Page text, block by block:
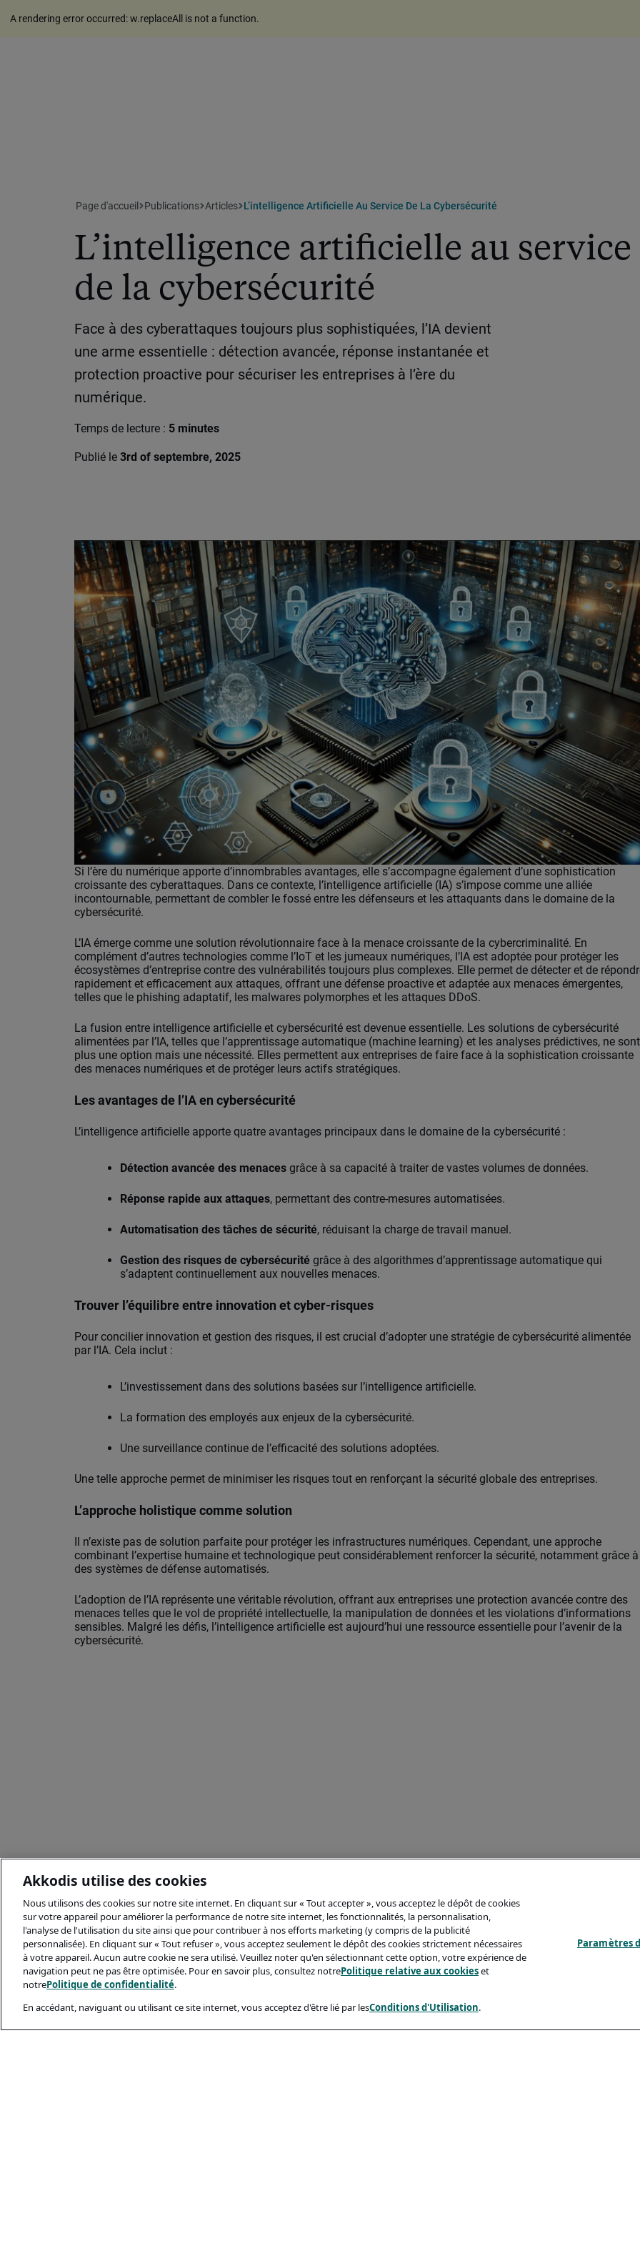
A rendering error occurred:w.replaceAll is not a function.
Page d'accueil Publications Articles L’intelligence Artificielle Au Service De La Cybersécurité
L’intelligence artificielle au service
de la cybersécurité
Face à des cyberattaques toujours plus sophistiquées, l’IA devient
une arme essentielle : détection avancée, réponse instantanée et
protection proactive pour sécuriser les entreprises à l’ère du
numérique.
Temps de lecture : 5 minutes
Publié le 3rd of septembre, 2025
Si l’ère du numérique apporte d’innombrables avantages, elle s’accompagne également d’une sophistication
croissante des cyberattaques. Dans ce contexte, l’intelligence artificielle (IA) s’impose comme une alliée
incontournable, permettant de combler le fossé entre les défenseurs et les attaquants dans le domaine de la
cybersécurité.
L’IA émerge comme une solution révolutionnaire face à la menace croissante de la cybercriminalité. En
complément d’autres technologies comme l’IoT et les jumeaux numériques, l’IA est adoptée pour protéger les
écosystèmes d’entreprise contre des vulnérabilités toujours plus complexes. Elle permet de détecter et de
rapidement et efficacement aux attaques, offrant une défense proactive et adaptée aux menaces émergentes,
telles que le phishing adaptatif, les malwares polymorphes et les attaques DDoS.
La fusion entre intelligence artificielle et cybersécurité est devenue essentielle. Les solutions de cybersécurité
alimentées par l’IA, telles que l’apprentissage automatique (machine learning) et les analyses prédictives, ne sont
plus une option mais une nécessité. Elles permettent aux entreprises de faire face à la sophistication croissante
des menaces numériques et de protéger leurs actifs stratégiques.
Les avantages de l’IA en cybersécurité
L’intelligence artificielle apporte quatre avantages principaux dans le domaine de la cybersécurité :
Détection avancée des menaces grâce à sa capacité à traiter de vastes volumes de données.
Réponse rapide aux attaques, permettant des contre-mesures automatisées.
Automatisation des tâches de sécurité, réduisant la charge de travail manuel.
Gestion des risques de cybersécurité grâce à des algorithmes d’apprentissage automatique qui
s’adaptent continuellement aux nouvelles menaces.
Trouver l’équilibre entre innovation et cyber-risques
Pour concilier innovation et gestion des risques, il est crucial d’adopter une stratégie de cybersécurité alimentée
par l’IA. Cela inclut :
L’investissement dans des solutions basées sur l’intelligence artificielle.
La formation des employés aux enjeux de la cybersécurité.
Une surveillance continue de l’efficacité des solutions adoptées.
Une telle approche permet de minimiser les risques tout en renforçant la sécurité globale des entreprises.
L’approche holistique comme solution
Il n’existe pas de solution parfaite pour protéger les infrastructures numériques. Cependant, une approche
combinant l’expertise humaine et technologique peut considérablement renforcer la sécurité, notamment grâce à
des systèmes de défense automatisés.
L’adoption de l’IA représente une véritable révolution, offrant aux entreprises une protection avancée contre des
menaces telles que le vol de propriété intellectuelle, la manipulation de données et les violations d’informations
sensibles. Malgré les défis, l’intelligence artificielle est aujourd’hui une ressource essentielle pour l’avenir de la
cybersécurité.
Akkodis utilise des cookies
Nous utilisons des cookies sur notre site internet. En cliquant sur « Tout accepter », vous acceptez le dépôt de cookies
sur votre appareil pour améliorer la performance de notre site internet, les fonctionnalités, la personnalisation,
l'analyse de l'utilisation du site ainsi que pour contribuer à nos efforts marketing (y compris de la publicité
personnalisée). En cliquant sur « Tout refuser », vous acceptez seulement le dépôt des cookies strictement nécessaires
à votre appareil. Aucun autre cookie ne sera utilisé. Veuillez noter qu'en sélectionnant cette option, votre expérience de
navigation peut ne pas être optimisée. Pour en savoir plus, consultez notrePolitique relative aux cookieset
notrePolitique de confidentialité.
En accédant, naviguant ou utilisant ce site internet, vous acceptez d'être lié par lesConditions d'Utilisation.
Paramètres